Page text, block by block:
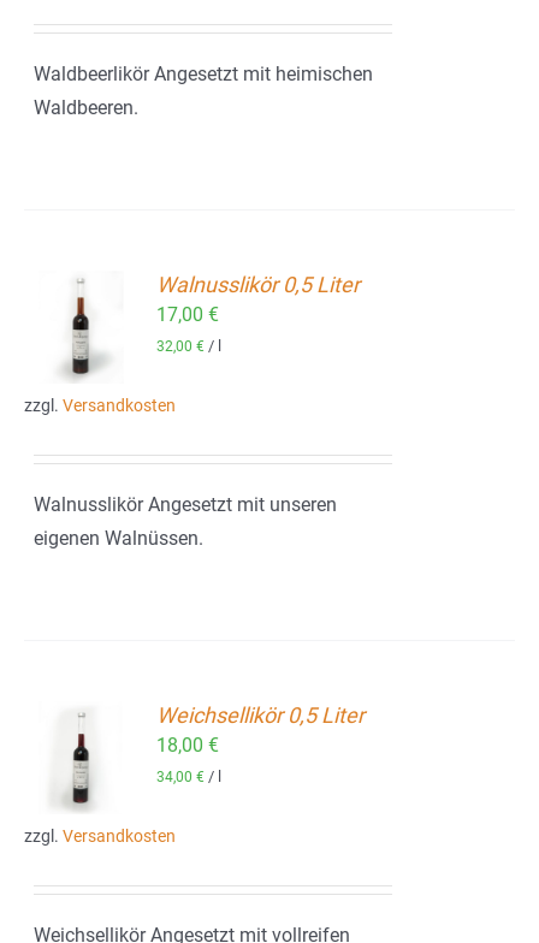
Waldbeerlikör Angesetzt mit heimischen
Waldbeeren.
Walnusslikör 0,5 Liter
17,00€
32,00€ /
zzgl. Versandkosten
Walnusslikör Angesetzt mit unseren
eigenen Walnüssen.
Weichsellikör 0,5 Liter
18,00€
34,00€ /
zzgl. Versandkosten
Weichsellikör Angesetzt mit vollreifen